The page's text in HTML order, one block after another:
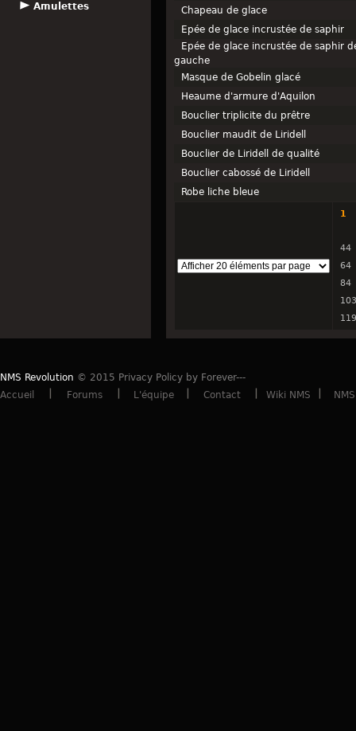
Amulettes
Chapeau de glace
Epée de glace incrustée de saphir
Epée de glace incrustée de saphir
gauche
Masque de Gobelin glacé
Heaume d'armure d'Aquilon
Bouclier triplicite du prêtre
Bouclier maudit de Liridell
Bouclier de Liridell de qualité
Bouclier cabossé de Liridell
Robe liche bleue
1
44
64
84
103
119
NMS Revolution © 2015 Privacy Policy by Forever---
Accueil
Forums L'équipe Contact Wiki NMS